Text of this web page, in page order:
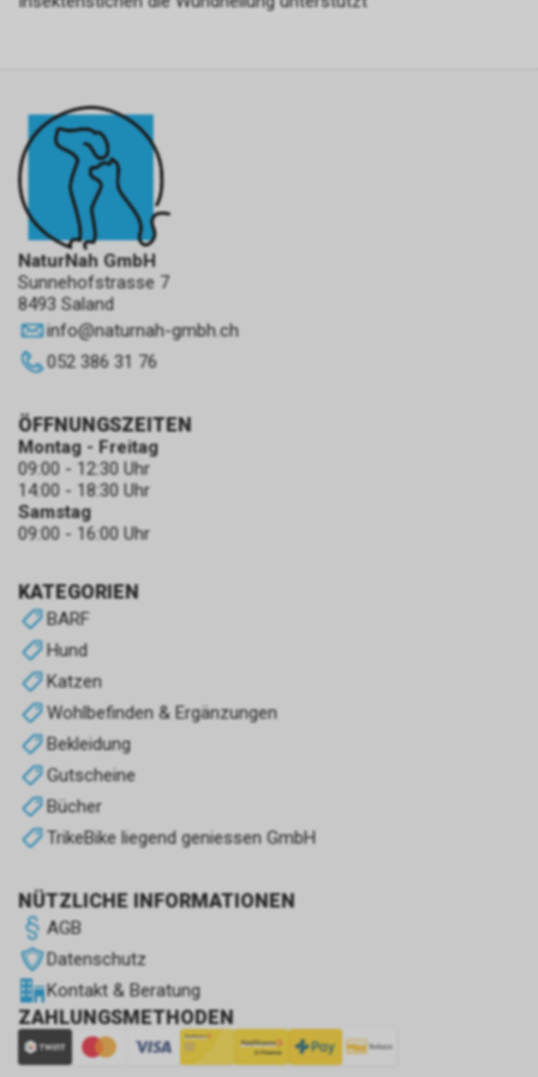
NaturNah GmbH
Sunnehofstrasse 7
8493 Saland
info@naturnah-gmbh.ch
052 386 31 76
KATEGORIEN
BARF
Hund
Katzen
Wohlbefinden & Ergänzungen
Bekleidung
Gutscheine
Bücher
TrikeBike liegend geniessen GmbH
NÜTZLICHE INFORMATIONEN
AGB
Datenschutz
Kontakt & Beratung
ZAHLUNGSMETHODEN
ÖFFNUNGSZEITEN
Montag - Freitag
09:00 - 12:30 Uhr
14:00 - 18:30 Uhr
Samstag
09:00 - 16:00 Uhr